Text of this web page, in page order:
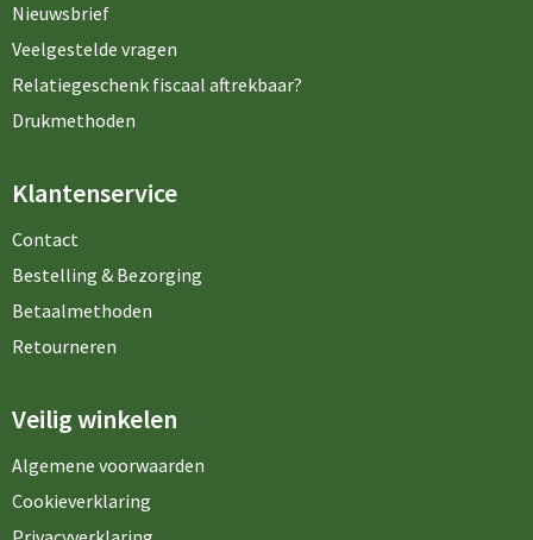
Nieuwsbrief
Veelgestelde vragen
Relatiegeschenk fiscaal aftrekbaar?
Drukmethoden
Klantenservice
Contact
Bestelling & Bezorging
Betaalmethoden
Retourneren
Veilig winkelen
Algemene voorwaarden
Cookieverklaring